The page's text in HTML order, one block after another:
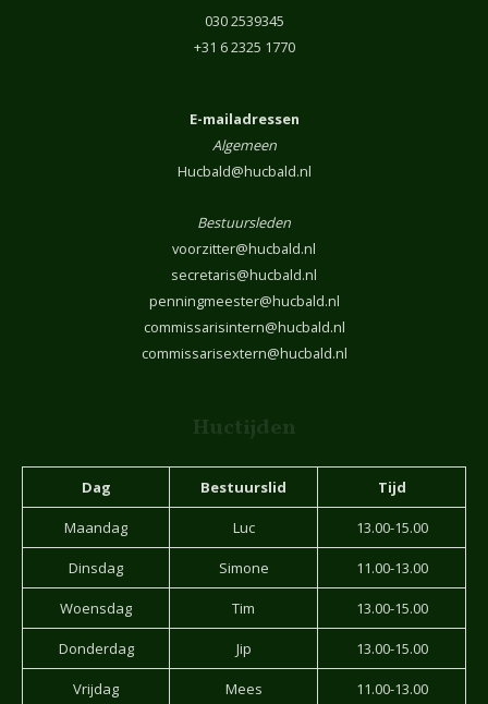
030 2539345
+31 6 2325 1770
E-mailadressen
Algemeen
Hucbald@hucbald.nl
Bestuursleden
voorzitter@hucbald.nl
secretaris@hucbald.nl
penningmeester@hucbald.nl
commissarisintern@hucbald.nl
commissarisextern@hucbald.nl
Huctijden
Dag Bestuurslid Tijd
Maandag Luc 13.00-15.00
Dinsdag Simone 11.00-13.00
Woensdag Tim 13.00-15.00
Donderdag Jip 13.00-15.00
Vrijdag Mees 11.00-13.00